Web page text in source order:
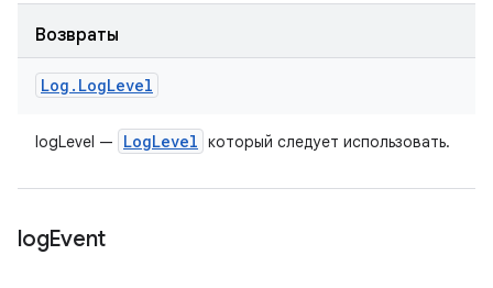
Возвраты
Log . LogLevel
logLevel — LogLevel который следует использовать.
logEvent